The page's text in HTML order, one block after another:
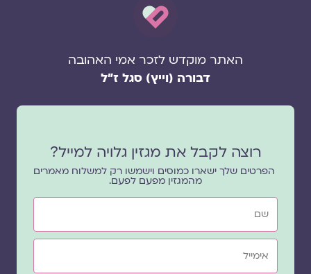
האתר מוקדש לזכר אמי האהובה
דבורה (וייץ) סגל ז"ל
רוצה לקבל את מגזין גלויה למייל?
הפרטים שלך ישארו כמוסים וישמשו רק למשלוח מאמרים
מהמגזין מפעם לפעם.
שם
אימייל